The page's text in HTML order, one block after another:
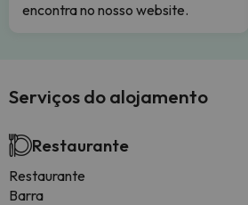
encontra no nosso website.
Serviços do alojamento
Restaurante
Restaurante
Barra